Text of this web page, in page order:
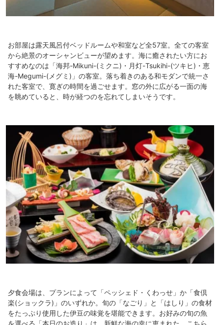
お部屋は露天風呂付ベッドルームや和室など全57室。全ての客室
から絶景のオーシャンビューが望めます。海に癒されたい方にお
すすめなのは「海邦-Mikuni-(ミクニ)・月灯-Tsukihi-(ツキヒ)・恵
海-Megumi-(メグミ)」の客室。落ち着きのある和モダンで統一さ
れた客室で、寛ぎの時間を過ごせます。窓の外に広がる一面の海
を眺めていると、時が経つのを忘れてしまいそうです。
夕食会場は、プランによって「ペッシェド・くわっせ」か「食倶
楽(ショックラ)」のいずれか。旬の「なごり」と「はしり」の食材
をたっぷり使用した伊豆の味覚を堪能できます。お好みの旬の魚
を選べる「本日のお造り」は、新鮮な海の幸に恵まれた、こちら